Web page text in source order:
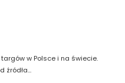
w Polsce i na świecie.
źródła...